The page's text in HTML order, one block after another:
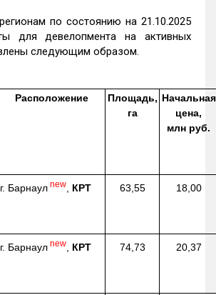
по состоянию на 21.10.2025
для девелопмента на активных
следующим образом.
Расположение
Площадь,
га
Начальная
цена,
млн руб.
г. Барнаул new КРТ 63,55 18,00
г. Барнаул new КРТ 74,73 20,37